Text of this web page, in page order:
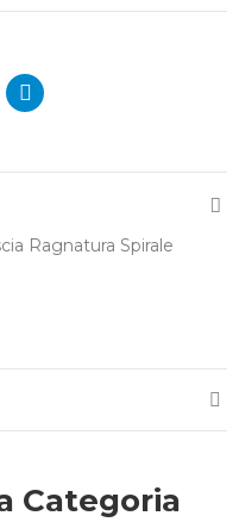
Ragnatura Spirale
Categoria